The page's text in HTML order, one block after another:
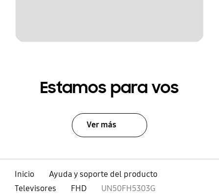
Estamos para vos
Ver más
Inicio
Ayuda y soporte del producto
Televisores
FHD UN50FH5303G